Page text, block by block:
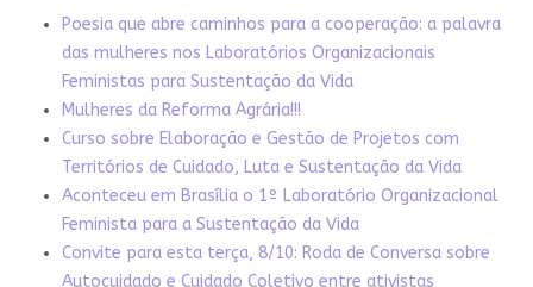
Poesia que abre caminhos para a cooperação: a palavra
das mulheres nos Laboratórios Organizacionais
Feministas para Sustentação da Vida
Mulheres da Reforma Agrária!!!
Curso sobre Elaboração e Gestão de Projetos com
Territórios de Cuidado, Luta e Sustentação da Vida
Aconteceu em Brasília o 1º Laboratório Organizacional
Feminista para a Sustentação da Vida
Convite para esta terça, 8/10: Roda de Conversa sobre
Autocuidado e Cuidado Coletivo entre ativistas